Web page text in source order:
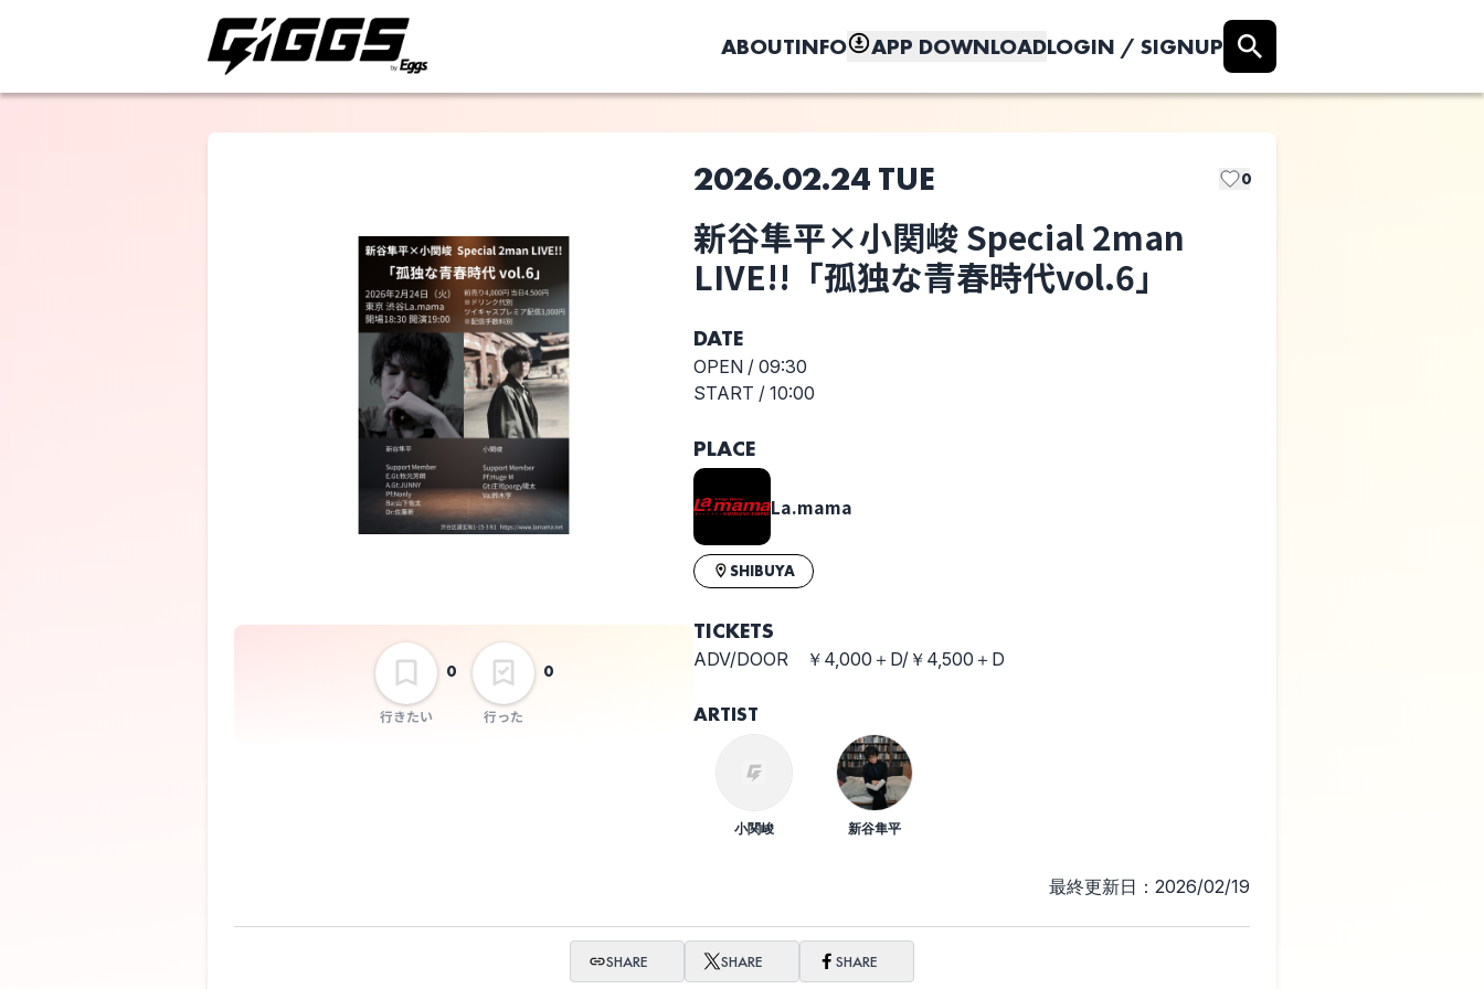
ABOUTINFO APP DOWNLOADLOGIN / SIGNUP
ライブ体験をもっと楽しく、もっと便利に。
行きたい
0
行った
0
小関峻 新谷隼平
新谷隼平×小関
峻 Special
独な青春時代
選択しない
2026.02.24 TUE 0
新谷隼平×小関峻 Special 2man
LIVE!!「孤独な青春時代vol.6」
DATE
OPEN / 09:30
START / 10:00
PLACE
La.mama
SHIBUYA
TICKETS
ADV/DOOR ￥4,000＋D/￥4,500＋D
ARTIST
小関峻 新谷隼平
最終更新日：2026/02/19
SHARE SHARE SHARE
このライブの取り置きは終了しました